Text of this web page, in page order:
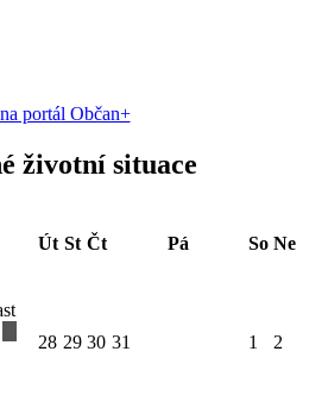
portál Občan+
životní situace
Út St Čt Pá So Ne
28 29 30 31 1 2